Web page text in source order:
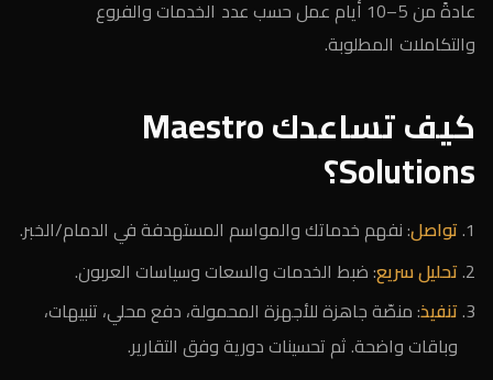
عادةً من 5–10 أيام عمل حسب عدد الخدمات والفروع
والتكاملات المطلوبة.
كيف تساعدك Maestro
Solutions؟
تواصل: نفهم خدماتك والمواسم المستهدفة في الدمام/الخبر.
تحليل سريع: ضبط الخدمات والسعات وسياسات العربون.
تنفيذ: منصّة جاهزة للأجهزة المحمولة، دفع محلي، تنبيهات،
وباقات واضحة. ثم تحسينات دورية وفق التقارير.